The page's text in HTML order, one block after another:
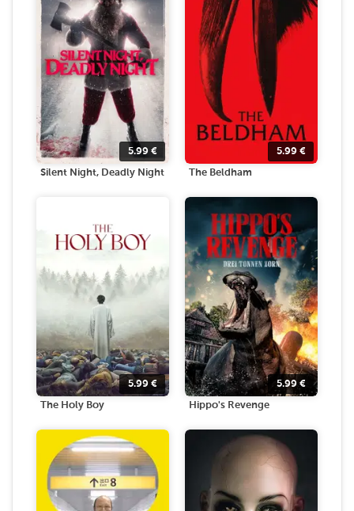
5.99 €
Silent Night, Deadly Night
5.99 €
The Beldham
5.99 €
The Holy Boy
5.99€
Hippo's Revenge